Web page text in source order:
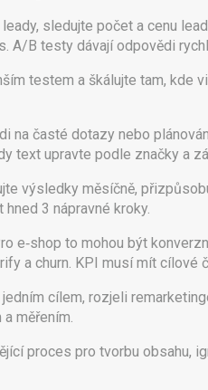
sledujte počet a cenu
A/B testy dávají odpovědi
testem a škálujte tam, kde
na časté dotazy nebo
text upravte podle značky a
výsledky měsíčně,
3 nápravné kroky.
e‑shop to mohou být
a churn. KPI musí mít cílové
cílem, rozjeli
měřením.
proces pro tvorbu obsahu,